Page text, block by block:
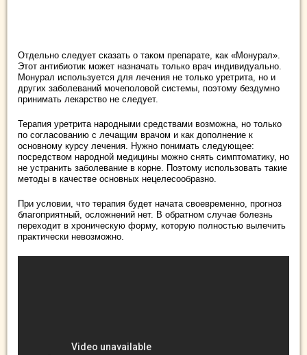
Отдельно следует сказать о таком препарате, как «Монурал».
Этот антибиотик может назначать только врач индивидуально.
Монурал используется для лечения не только уретрита, но и
других заболеваний мочеполовой системы, поэтому бездумно
принимать лекарство не следует.
Терапия уретрита народными средствами возможна, но только
по согласованию с лечащим врачом и как дополнение к
основному курсу лечения. Нужно понимать следующее:
посредством народной медицины можно снять симптоматику, но
не устранить заболевание в корне. Поэтому использовать такие
методы в качестве основных нецелесообразно.
При условии, что терапия будет начата своевременно, прогноз
благоприятный, осложнений нет. В обратном случае болезнь
переходит в хроническую форму, которую полностью вылечить
практически невозможно.